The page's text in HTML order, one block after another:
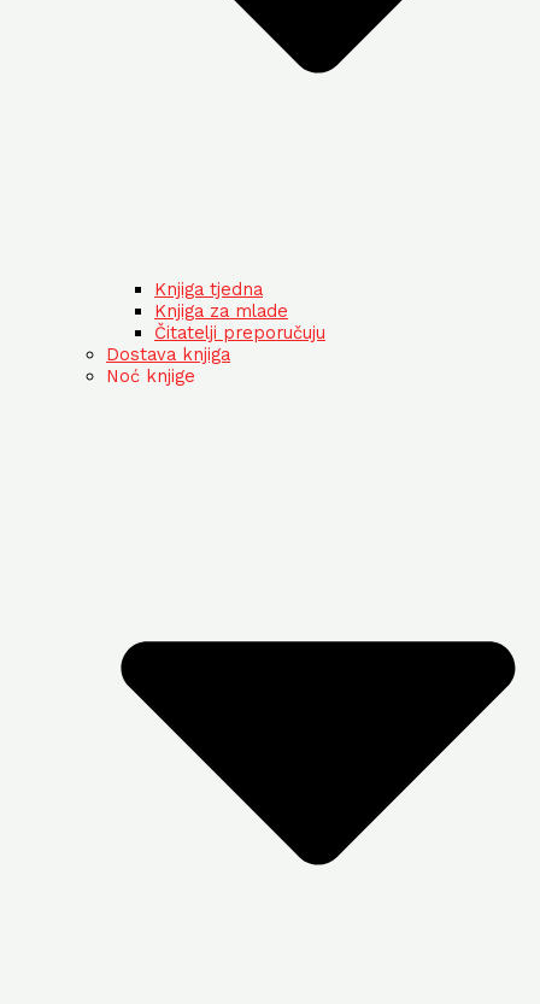
Knjiga tjedna
Knjiga za mlade
Čitatelji preporučuju
Dostava knjiga
Noć knjige